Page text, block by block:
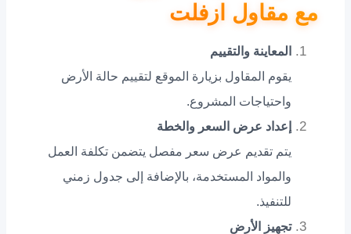
مع مقاول ازفلت
المعاينة والتقييم
يقوم المقاول بزيارة الموقع لتقييم حالة الأرض
واحتياجات المشروع.
إعداد عرض السعر والخطة
يتم تقديم عرض سعر مفصل يتضمن تكلفة العمل
والمواد المستخدمة، بالإضافة إلى جدول زمني
للتنفيذ.
تجهيز الأرض